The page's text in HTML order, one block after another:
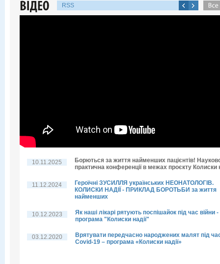
RSS
10.11.2025
Борються за життя найменших пацієнтів!
практична конференції в межах проєкту Колиски
11.12.2024
Героїчні ЗУСИЛЛЯ українських НЕОНАТОЛОГІВ.
КОЛИСКИ НАДІЇ - ПРИКЛАД БОРОТЬБИ за життя
найменших
10.12.2023
Як наші лікарі рятують поспішайок під час війни -
програма "Колиски надії"
03.12.2020
Врятувати передчасно народжених малят під
Covid-19 – програма «Колиски надії»